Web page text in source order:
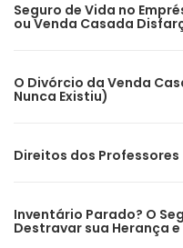
Seguro de Vida no
ou Venda Casada
O Divórcio da Venda
Nunca Existiu)
Direitos dos Professores
Inventário Parado? O
Destravar sua Herança